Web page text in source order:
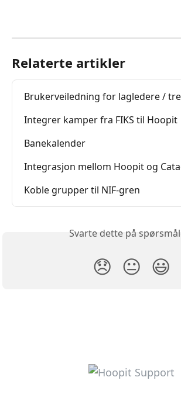
Relaterte artikler
Brukerveiledning for lagledere /
Integrer kamper fra FIKS til Hoopit
Banekalender
Integrasjon mellom Hoopit og
Koble grupper til NIF-gren
Svarte dette på
😞 😐 😃